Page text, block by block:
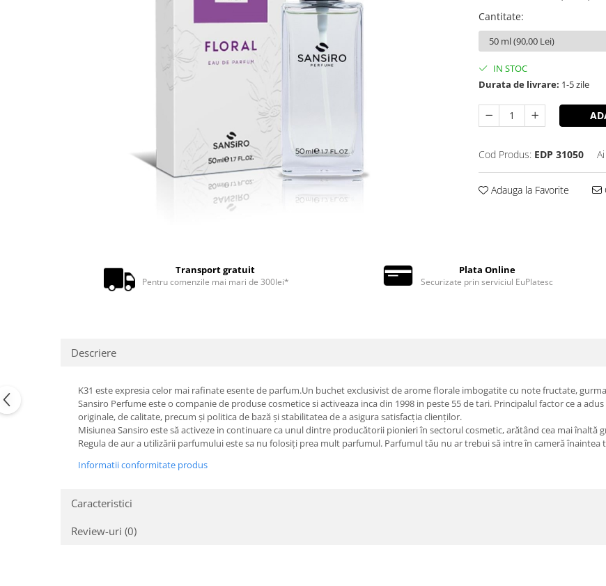
Cantitate:
IN STOC
Durata de livrare: 1-5 zile
Cod Produs: EDP 31050
Adauga la Favorite
Transport gratuit
Pentru comenzile mai mari de 300lei*
Plata Online
Securizate prin serviciul EuPlatesc
Descriere
K31 este expresia celor mai rafinate esente de parfum.Un buchet exclusivist de arome florale imbogatite cu note fructate,
Sansiro Perfume este o companie de produse cosmetice si activeaza inca din 1998 in peste 55 de tari. Principalul factor ce a
originale, de calitate, precum și politica de bază și stabilitatea de a asigura satisfacția clienților.
Misiunea Sansiro este să activeze in continuare ca unul dintre producătorii pionieri în sectorul cosmetic, arătând cea mai înaltă
Regula de aur a utilizării parfumului este sa nu folosiți prea mult parfumul. Parfumul tău nu ar trebui să intre în cameră înaintea
Informatii conformitate produs
Caracteristici
Review-uri (0)